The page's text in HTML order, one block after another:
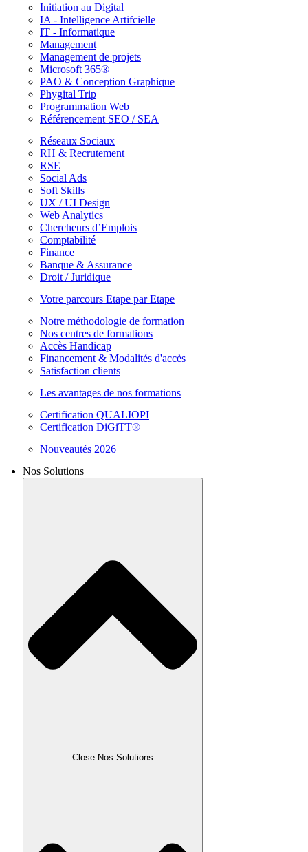
Initiation au Digital
IA - Intelligence Artifcielle
IT - Informatique
Management
Management de projets
Microsoft 365®
PAO & Conception Graphique
Phygital Trip
Programmation Web
Référencement SEO / SEA
Réseaux Sociaux
RH & Recrutement
RSE
Social Ads
Soft Skills
UX / UI Design
Web Analytics
Chercheurs d’Emplois
Comptabilité
Finance
Banque & Assurance
Droit / Juridique
Votre parcours Etape par Etape
Notre méthodologie de formation
Nos centres de formations
Accès Handicap
Financement & Modalités d'accès
Satisfaction clients
Les avantages de nos formations
Certification QUALIOPI
Certification DiGiTT®
Nouveautés 2026
Nos Solutions
Close Nos Solutions